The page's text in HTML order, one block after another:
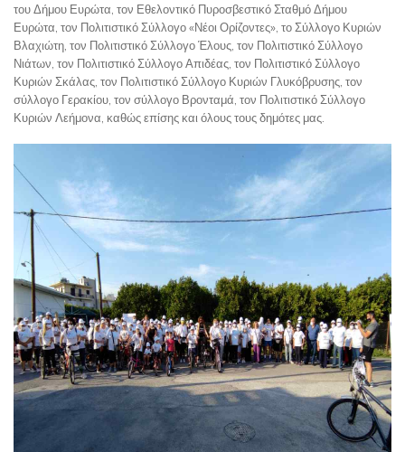
του Δήμου Ευρώτα, τον Εθελοντικό Πυροσβεστικό Σταθμό Δήμου
Ευρώτα, τον Πολιτιστικό Σύλλογο «Νέοι Ορίζοντες», το Σύλλογο Κυριών
Βλαχιώτη, τον Πολιτιστικό Σύλλογο Έλους, τον Πολιτιστικό Σύλλογο
Νιάτων, τον Πολιτιστικό Σύλλογο Απιδέας, τον Πολιτιστικό Σύλλογο
Κυριών Σκάλας, τον Πολιτιστικό Σύλλογο Κυριών Γλυκόβρυσης, τον
σύλλογο Γερακίου, τον σύλλογο Βρονταμά, τον Πολιτιστικό Σύλλογο
Κυριών Λεήμονα, καθώς επίσης και όλους τους δημότες μας.